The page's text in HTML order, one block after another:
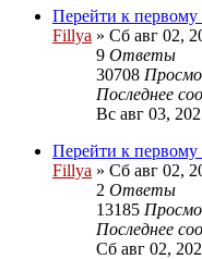
Перейти к
Fillya » Сб авг 02,
9 Ответы
30708
Последнее
Вс авг 03,
Перейти к
Fillya » Сб авг 02,
2 Ответы
13185
Последнее
Сб авг 02,